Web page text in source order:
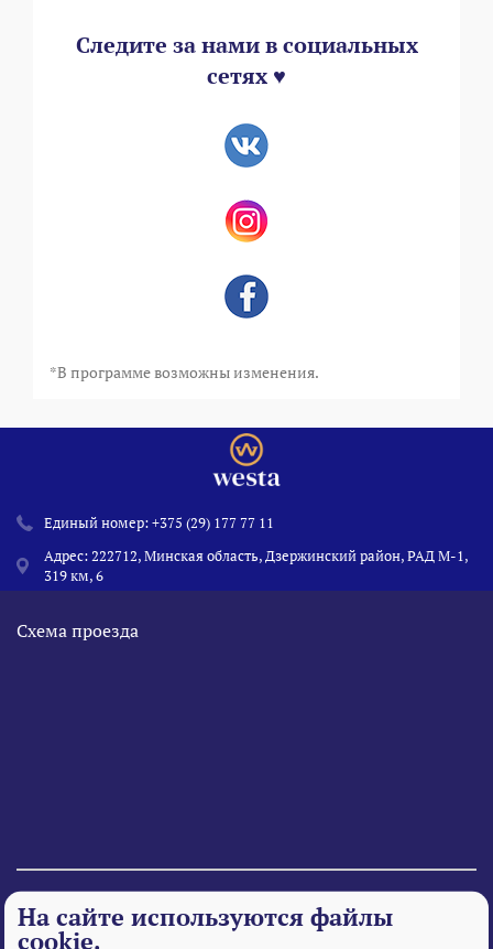
Следите за нами в социальных
сетях ♥
*В программе возможны изменения.
Единый номер:+375 (29) 177 77 11
Адрес: 222712, Минская область, Дзержинский район, РАД М-1,
319 км, 6
Схема проезда
© 1995 - 2026 «Веста» Все права защищены.
На сайте используются файлы
cookie.